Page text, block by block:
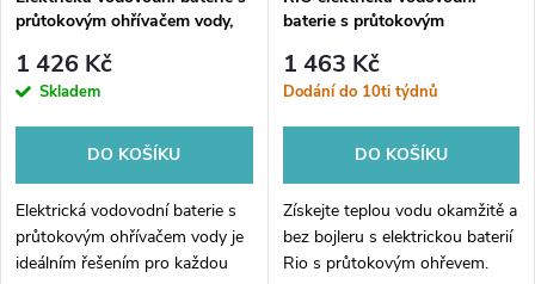
p
r
o
d
u
p
r
d
průtokovým ohřívačem vody,
1 426 Kč
Skladem
DO KOŠÍKU
Elektrická vodovodní baterie s
průtokovým ohřívačem vody je
ideálním řešením pro každou
baterie s průtokovým
bílá/nerez
1 463 Kč
Dodání do 10ti týdnů
DO KOŠÍKU
Získejte teplou vodu okamžitě a
bez bojleru s elektrickou baterií
Rio s průtokovým ohřevem.